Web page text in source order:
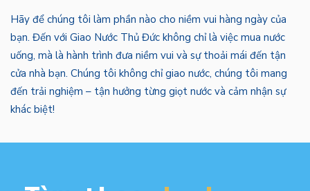
Hãy để chúng tôi làm phần nào cho niềm vui hàng ngày của
bạn. Đến với Giao Nước Thủ Đức không chỉ là việc mua nước
uống, mà là hành trình đưa niềm vui và sự thoải mái đến tận
cửa nhà bạn. Chúng tôi không chỉ giao nước, chúng tôi mang
đến trải nghiệm – tận hưởng từng giọt nước và cảm nhận sự
khác biệt!